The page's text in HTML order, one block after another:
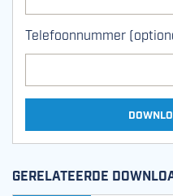
Telefoonnummer
GERELATEERDE